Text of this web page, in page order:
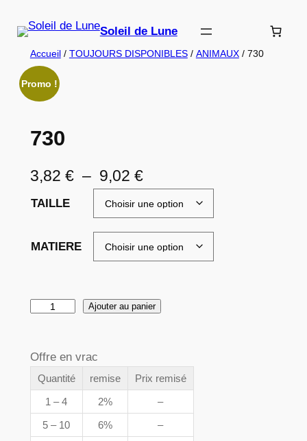
contenu
Soleil de Lune
Accueil/ TOUJOURS DISPONIBLES/ ANIMAUX/ 730
Promo !
730
3,82 € – 9,02 €P
l
a
g
d
e
r
i
x
TAILLE
MATIERE
n
t
Ajouter au panier
Offre en vrac
Quantité remise
Prix remisé
1 – 4
2%
–
5 – 10
6%
–